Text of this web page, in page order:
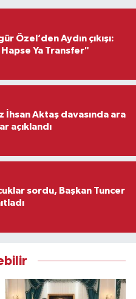
Özel’den Aydın çıkışı:
Hapse Ya Transfer"
İhsan Aktaş davasında ara
açıklandı
sordu, Başkan Tuncer